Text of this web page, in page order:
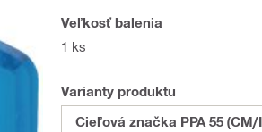
Veľkosť balenia
1 ks
Varianty produktu
Cieľová značka PPA 55 (CM/